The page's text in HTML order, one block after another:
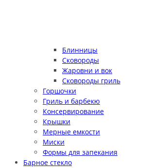
Блинницы
Сковороды
Жаровни и вок
Сковороды гриль
Горшочки
Гриль и барбекю
Консервирование
Крышки
Мерные емкости
Миски
Формы для запекания
Барное стекло